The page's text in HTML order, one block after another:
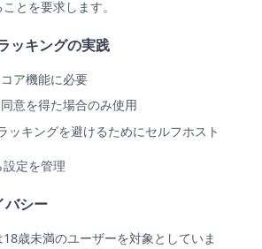
とを要求します。
ッキングの実践
ア機能に必要
意を得た場合のみ使用
ッキングを避けるためにセルフホスト
定を管理
バシー
歳未満のユーザーを対象としていま